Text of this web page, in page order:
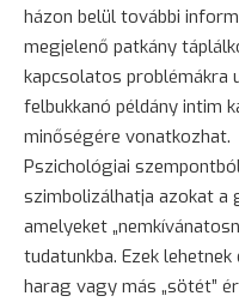
házon belül további
megjelenő patkány
kapcsolatos problémákra
felbukkanó példány intim
minőségére vonatkozhat.
Pszichológiai
szimbolizálhatja azokat a
amelyeket
tudatunkba. Ezek
harag vagy más „sötét”